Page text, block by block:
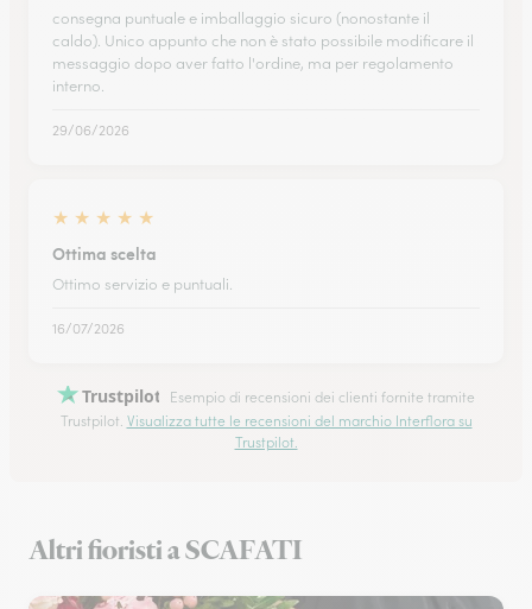
consegna puntuale e imballaggio sicuro (nonostante il
caldo). Unico appunto che non è stato possibile modificare il
messaggio dopo aver fatto l'ordine, ma per regolamento
interno.
29/06/2026
★ ★ ★ ★ ★
Ottima scelta
Ottimo servizio e puntuali.
16/07/2026
Trustpilot
Esempio di recensioni dei clienti fornite tramite
Trustpilot. Visualizza tutte le recensioni del marchio Interflora su
Trustpilot.
Altri fioristi a SCAFATI